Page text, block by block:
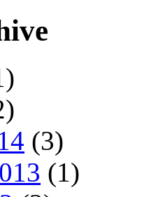
(3)
(1)